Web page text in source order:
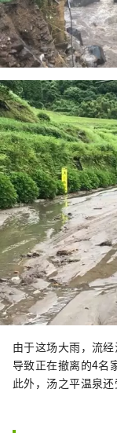
由于这场大雨，流
导致正在撤离的4名
此外，汤之平温泉